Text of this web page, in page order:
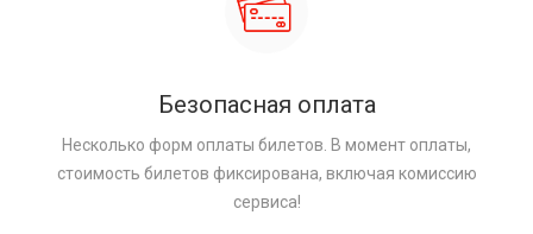
Безопасная оплата
Несколько форм оплаты билетов. В момент оплаты,
стоимость билетов фиксирована, включая комиссию
сервиса!